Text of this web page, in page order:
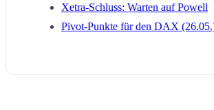
Xetra-Schluss: Warten auf Powell
Pivot-Punkte für den DAX